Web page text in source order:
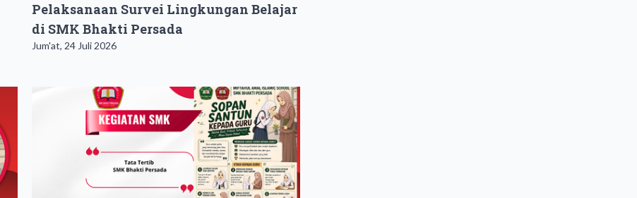
Pelaksanaan Survei Lingkungan Belajar
di SMK Bhakti Persada
Jum'at, 24 Juli 2026